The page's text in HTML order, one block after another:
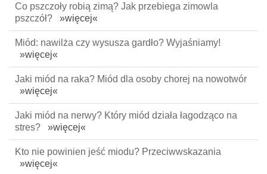
Co pszczoły robią zimą? Jak przebiega zimowla
pszczół? »więcej«
Miód: nawilża czy wysusza gardło? Wyjaśniamy!
»więcej«
Jaki miód na raka? Miód dla osoby chorej na nowotwór
»więcej«
Jaki miód na nerwy? Który miód działa łagodząco na
stres? »więcej«
Kto nie powinien jeść miodu? Przeciwwskazania
»więcej«